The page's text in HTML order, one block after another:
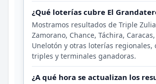
¿Qué loterías cubre El
Mostramos resultados de Triple
Zamorano, Chance, Táchira,
Unelotón y otras loterías regionales,
triples y terminales ganadoras.
¿A qué hora se actualizan los